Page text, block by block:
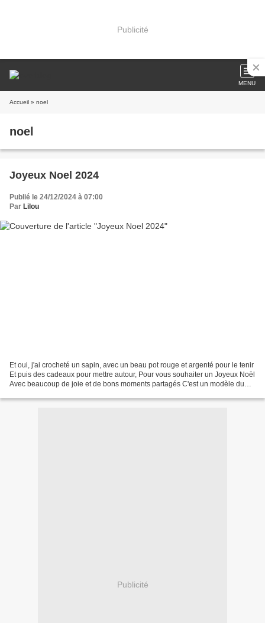
Publicité
MENU
Accueil » noel
noel
Joyeux Noel 2024
Publié le 24/12/2024 à 07:00
Par Lilou
Et oui, j'ai crocheté un sapin, avec un beau pot rouge et argenté pour le tenir
Et puis des cadeaux pour mettre autour, Pour vous souhaiter un Joyeux Noël
Avec beaucoup de joie et de bons moments partagés C'est un modèle du
Publicité